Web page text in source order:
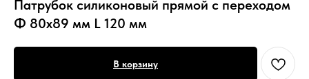
Патрубок силиконовый прямой с переходом
Ф 80х89 мм L 120 мм
В корзину